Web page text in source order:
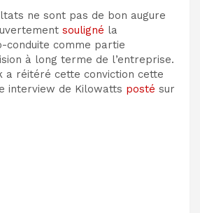
ne sont pas de bon augure
souligné la
conduite comme partie
à long terme de l’entreprise.
a réitéré cette conviction cette
interview de Kilowatts posté sur